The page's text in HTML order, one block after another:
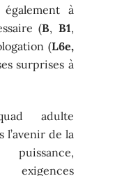
à
(B, B1,
(L6e,
surprises à
adulte
l’avenir de la